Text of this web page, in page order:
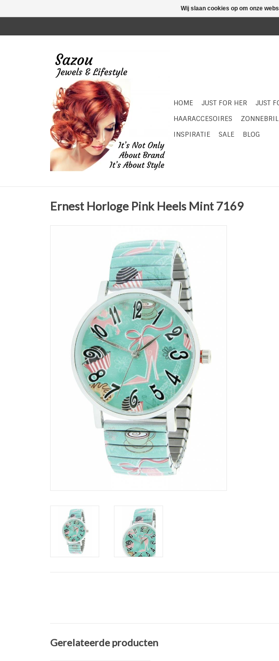
HOME JUST FOR HER JUST
HAARACCESOIRES
INSPIRATIE
SALE BLOG
Ernest Horloge Pink Heels Mint 7169
Gerelateerde producten
Wij slaan cookies op om onze